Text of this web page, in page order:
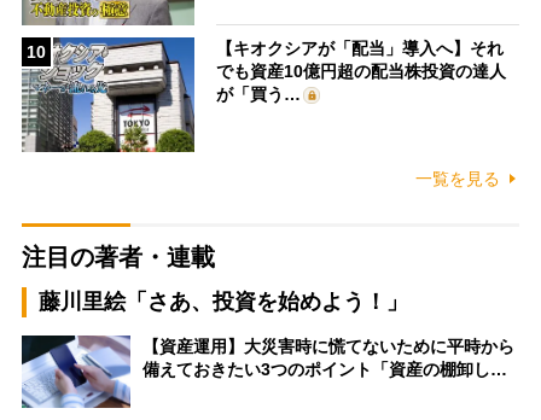
10
【キオクシアが「配当」導入へ】それ
でも資産10億円超の配当株投資の達人
が「買う…
一覧を見る
注目の著者・連載
藤川里絵「さあ、投資を始めよう！」
【資産運用】大災害時に慌てないために平時から
備えておきたい3つのポイント「資産の棚卸し…